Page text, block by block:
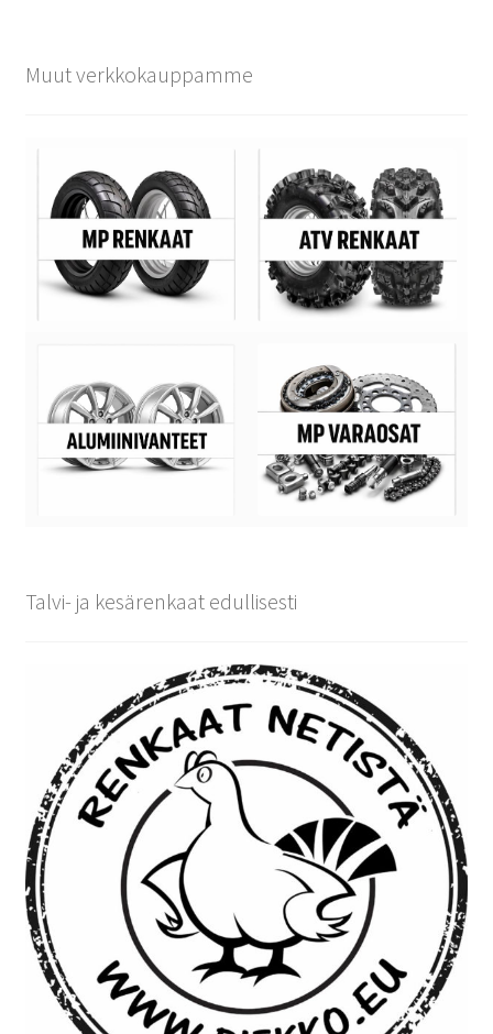
Muut verkkokauppamme
Talvi- ja kesärenkaat edullisesti